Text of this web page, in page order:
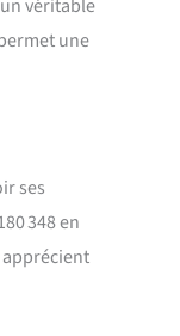
véritable
une
ses
348 en
apprécient